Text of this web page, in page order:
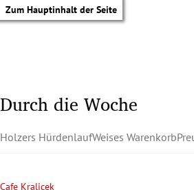
Zum Hauptinhalt der Seite
Durch die Woche
Holzers HürdenlaufWeises Warenkorb
Cafe Kralicek